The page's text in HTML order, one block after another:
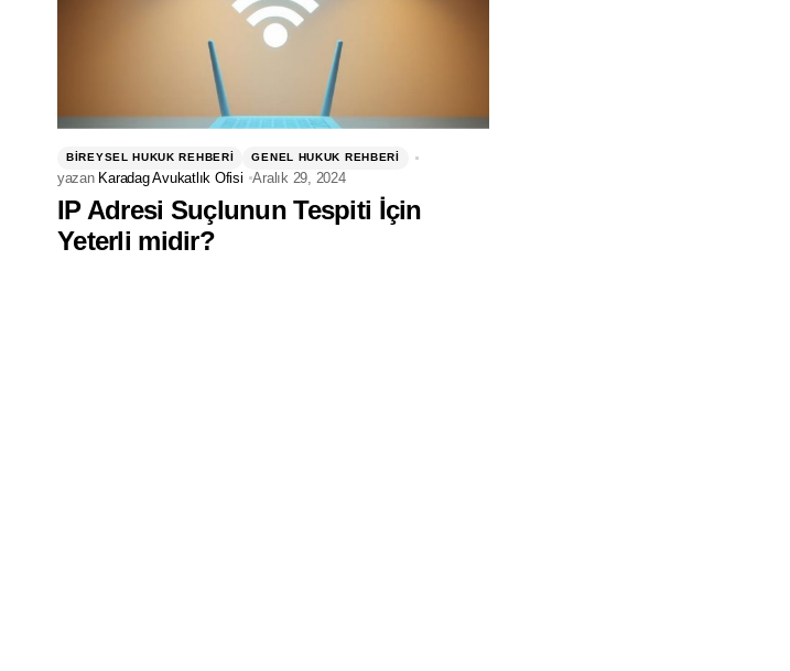
BIREYSEL HUKUK REHBERI GENEL HUKUK REHBERI
yazan Karadag Avukatlık Ofisi Aralık 29, 2024
IP Adresi Suçlunun Tespiti İçin
Yeterli midir?